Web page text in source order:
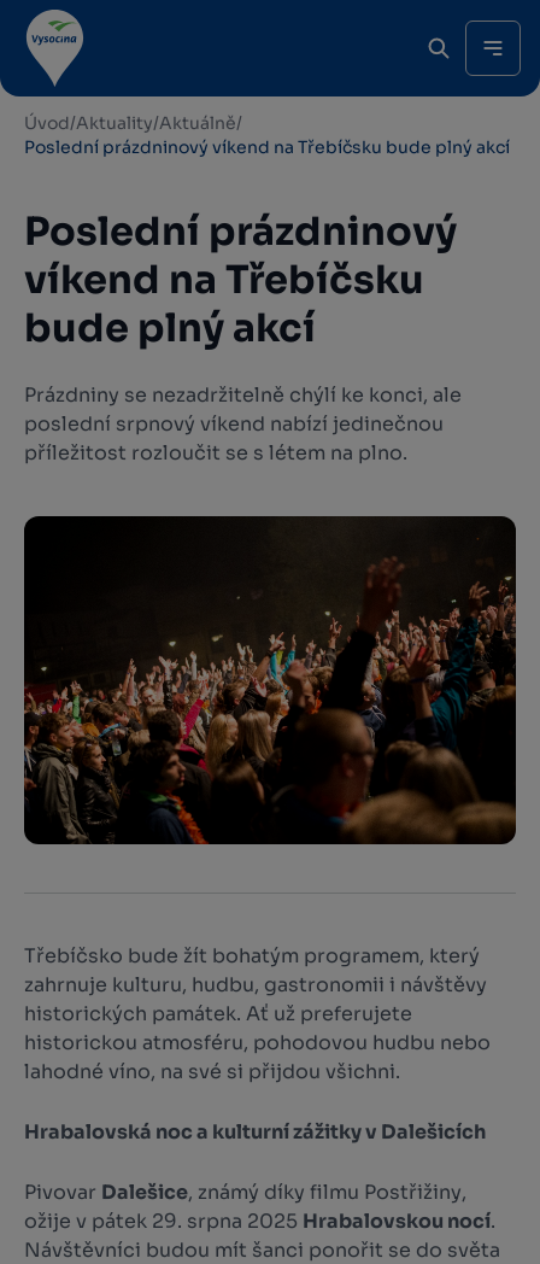
Úvod/Aktuality/Aktuálně/
Poslední prázdninový víkend na Třebíčsku bude plný akcí
Poslední prázdninový
víkend na Třebíčsku
bude plný akcí
Prázdniny se nezadržitelně chýlí ke konci, ale
poslední srpnový víkend nabízí jedinečnou
příležitost rozloučit se s létem na plno.
Třebíčsko bude žít bohatým programem, který
zahrnuje kulturu, hudbu, gastronomii i návštěvy
historických památek. Ať už preferujete
historickou atmosféru, pohodovou hudbu nebo
lahodné víno, na své si přijdou všichni.
Hrabalovská noc a kulturní zážitky v Dalešicích
Pivovar Dalešice, známý díky filmu Postřižiny,
ožije v pátek 29. srpna 2025 Hrabalovskou nocí.
Návštěvníci budou mít šanci ponořit se do světa